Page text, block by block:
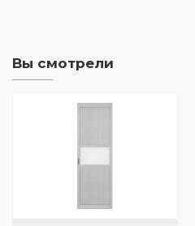
Вы смотрели